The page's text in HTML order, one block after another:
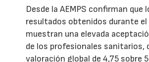
Desde la AEMPS confirman que
resultados obtenidos durante
muestran una elevada
de los profesionales sanitarios,
valoración global de 4,75 sobre